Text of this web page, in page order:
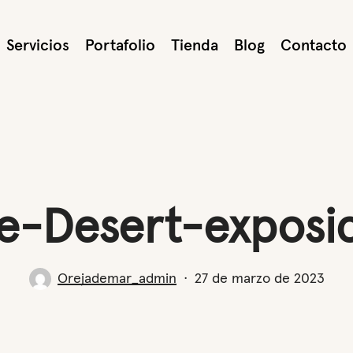
Servicios Portafolio Tienda Blog Contacto
Desert-
Orejademar_admin 27 de marzo de 2023